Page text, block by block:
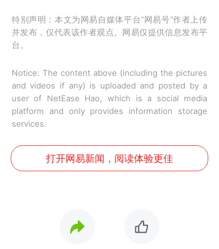
特别声明：本文为网易自媒体平台“网易号”作者上传
并发布，仅代表该作者观点。网易仅提供信息发布平
台。
Notice: The content above (including the pictures
and videos if any) is uploaded and posted by a
user of NetEase Hao, which is a social media
platform and only provides information storage
services.
打开网易新闻，阅读体验更佳